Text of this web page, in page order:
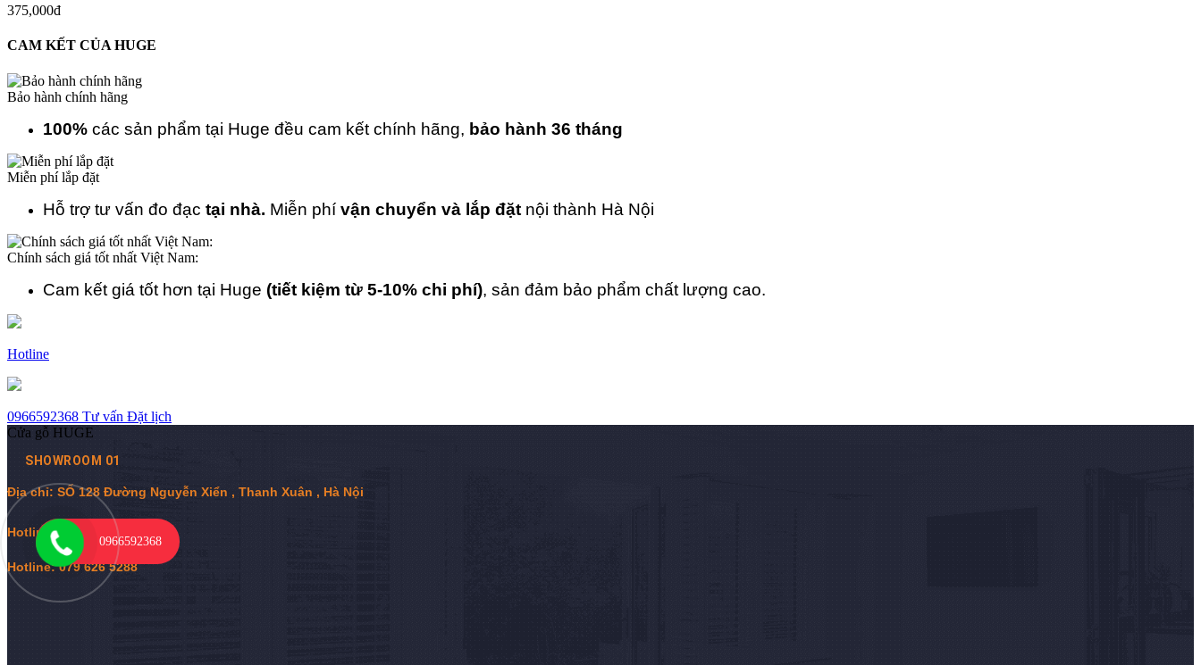
375,000đ
CAM KẾT CỦA HUGE
Bảo hành chính hãng
100% các sản phẩm tại Huge đều cam kết chính hãng, bảo hành 36 tháng
Miễn phí lắp đặt
Hỗ trợ tư vấn đo đạc tại nhà. Miễn phí vận chuyển và lắp đặt nội thành Hà Nội
Chính sách giá tốt nhất Việt Nam:
Cam kết giá tốt hơn tại Huge (tiết kiệm từ 5-10% chi phí), sản đảm bảo phẩm chất lượng cao.
Hotline
0966592368 Tư vấn Đặt lịch
Cửa gỗ HUGE
SHOWROOM 01
Địa chỉ: SỐ 128 Đường Nguyễn Xiển , Thanh Xuân , Hà Nội
Hotline: 966 592 368
Hotline: 079 626 5288
0966592368